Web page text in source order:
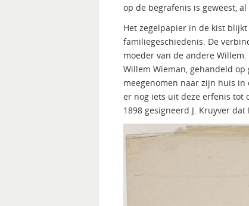
op de begrafenis is geweest,
Het zegelpapier in de kist
familiegeschiedenis. De
moeder van de andere
Willem Wieman, gehandeld
meegenomen naar zijn huis in
er nog iets uit deze erfenis tot
1898 gesigneerd J. Kruyver dat